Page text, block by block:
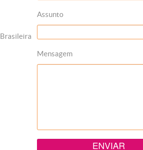
Assunto
Mensagem